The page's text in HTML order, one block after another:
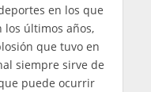
en los que
los últimos años,
que tuvo en
siempre sirve de
puede ocurrir